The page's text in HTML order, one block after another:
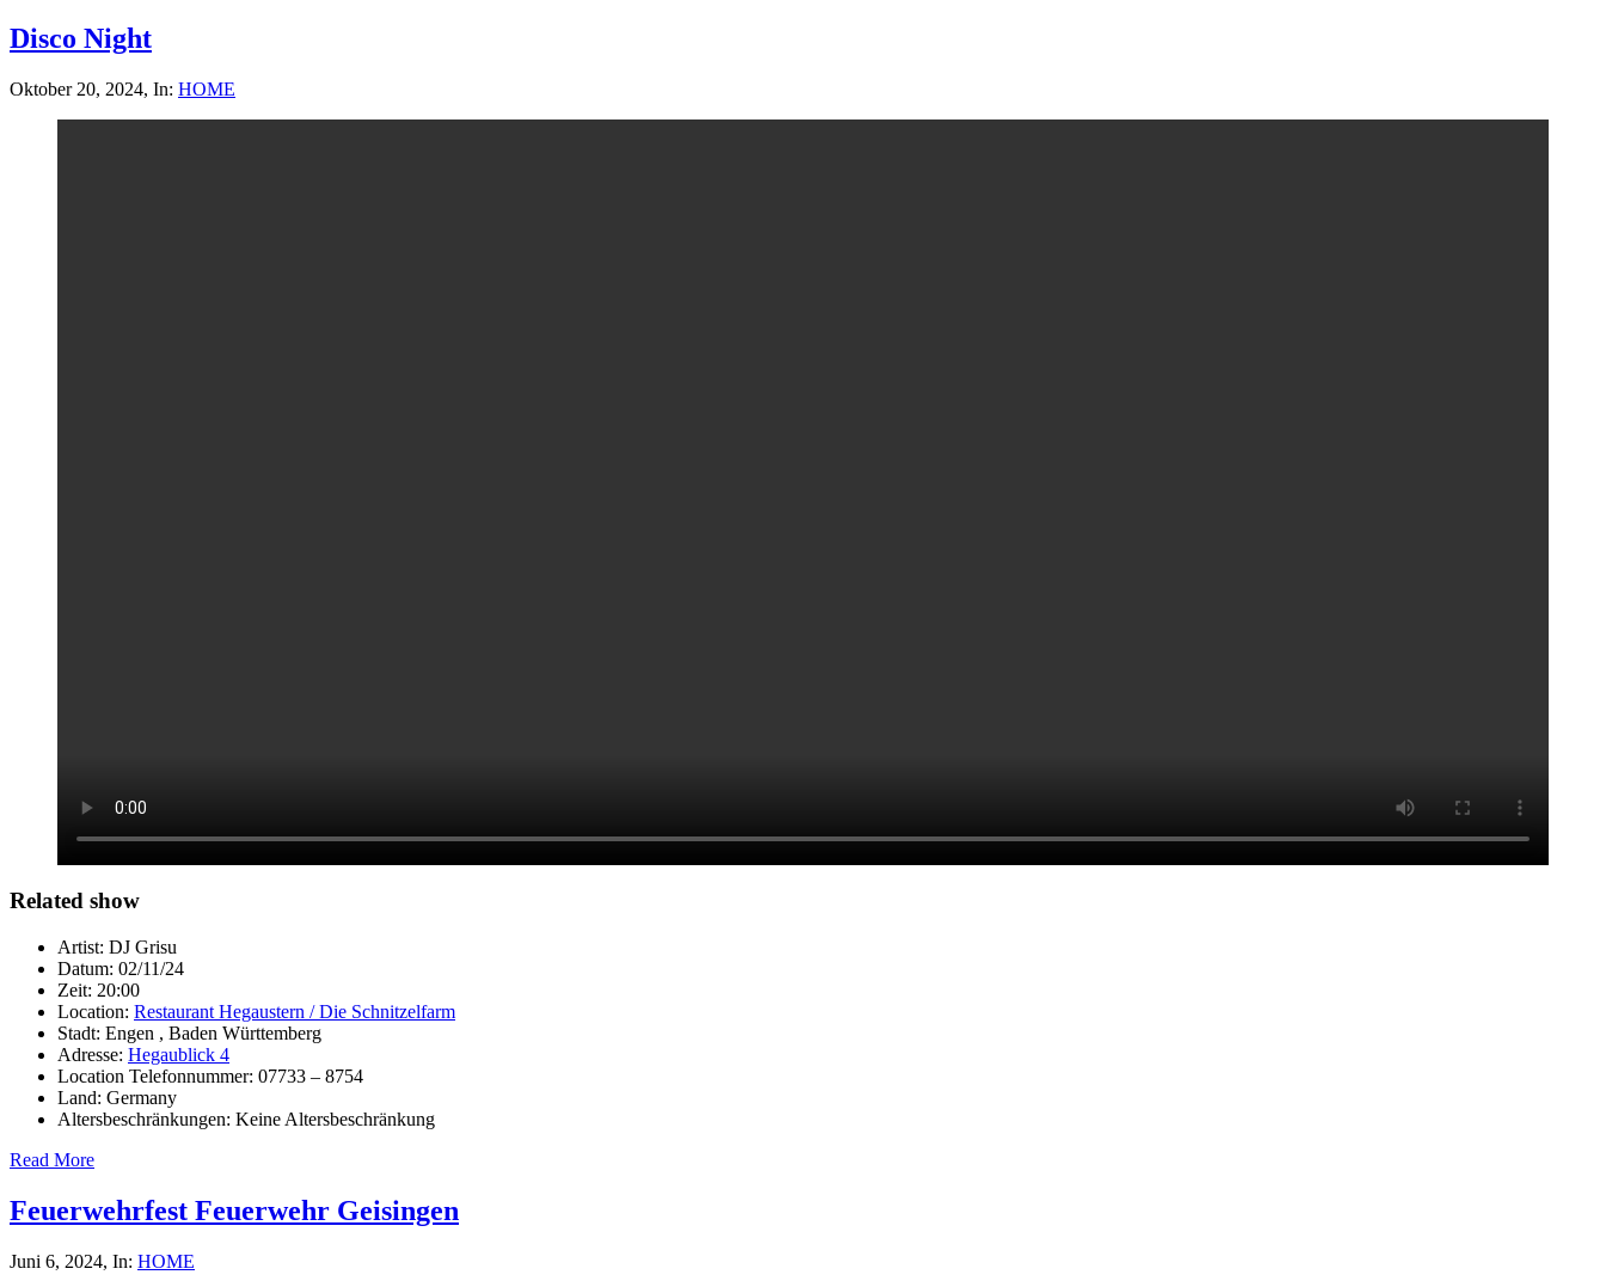
Disco Night
Oktober 20, 2024, In: HOME
Related show
Artist: DJ Grisu
Datum: 02/11/24
Zeit: 20:00
Location: Restaurant Hegaustern / Die Schnitzelfarm
Stadt: Engen , Baden Württemberg
Adresse: Hegaublick 4
Location Telefonnummer: 07733 – 8754
Land: Germany
Altersbeschränkungen: Keine Altersbeschränkung
Read More
Feuerwehrfest Feuerwehr Geisingen
Juni 6, 2024, In: HOME